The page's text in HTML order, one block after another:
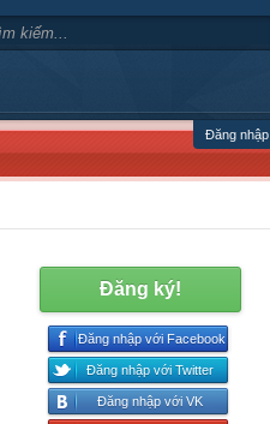
Đăng nhập
Đăng ký!
Đăng nhập với Facebook
Đăng nhập với Twitter
Đăng nhập với VK